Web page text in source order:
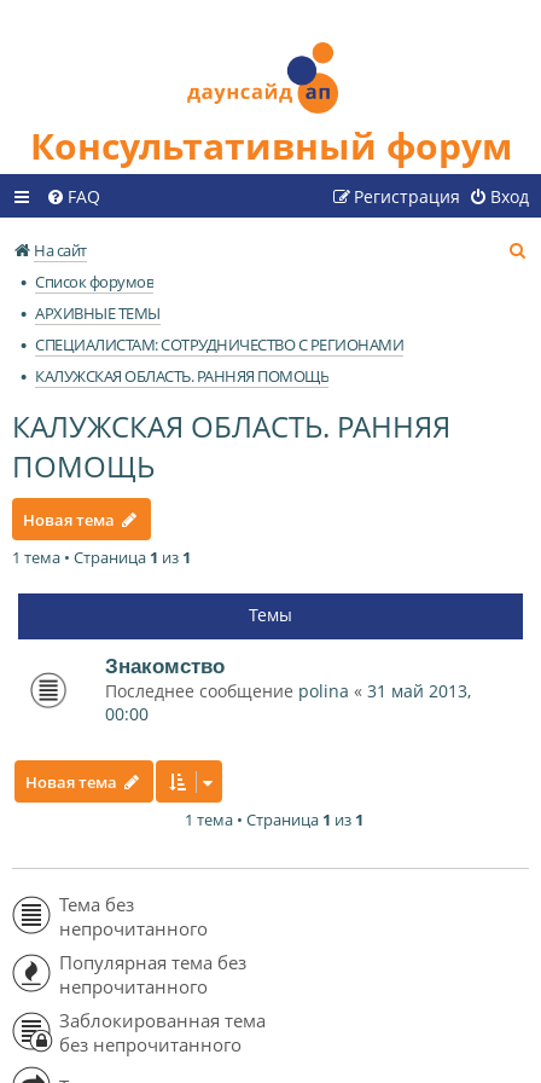
Консультативный форум
FAQ Вход
Регистрация
На сайт
Список форумов
АРХИВНЫЕ ТЕМЫ
СПЕЦИАЛИСТАМ: СОТРУДНИЧЕСТВО С РЕГИОНАМИ
КАЛУЖСКАЯ ОБЛАСТЬ. РАННЯЯ ПОМОЩЬ
КАЛУЖСКАЯ ОБЛАСТЬ. РАННЯЯ
ПОМОЩЬ
Новая тема
1 тема • Страница 1 из 1
Темы
Знакомство
Последнее сообщение polina « 31 май 2013,
00:00
Новая тема
1 тема • Страница 1 из 1
Тема без
непрочитанного
Популярная тема без
непрочитанного
Заблокированная тема
без непрочитанного